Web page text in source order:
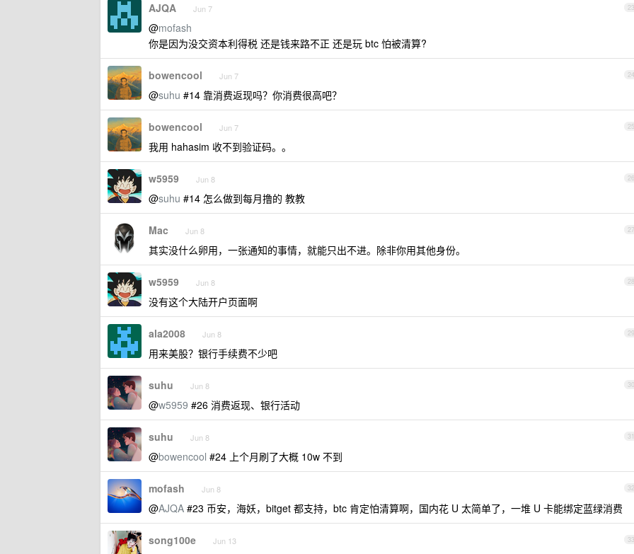
23
AJQA Jun 7
@mofash
你是因为没交资本利得税 还是钱来路不正 还是玩 btc 怕被清算?
24
bowencool Jun 7
@suhu #14 靠消费返现吗？你消费很高吧？
25
bowencool Jun 7
我用 hahasim 收不到验证码。。
26
w5959 Jun 8
@suhu #14 怎么做到每月撸的 教教
27
Mac Jun 8
其实没什么卵用，一张通知的事情，就能只出不进。除非你用其他身份。
28
w5959 Jun 8
没有这个大陆开户页面啊
29
ala2008 Jun 8
用来美股？银行手续费不少吧
30
suhu Jun 8
@w5959 #26 消费返现、银行活动
31
suhu Jun 8
@bowencool #24 上个月刷了大概 10w 不到
32
mofash Jun 8
@AJQA #23 币安，海妖，bitget 都支持，btc 肯定怕清算啊，国内花 U 太简单了，一堆 U 卡能绑定蓝绿消费
33
song100e Jun 13